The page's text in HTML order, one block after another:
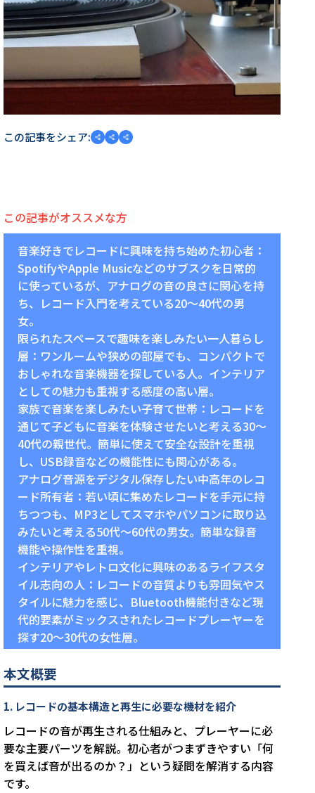
この記事をシェア:
この記事がオススメな方
音楽好きでレコードに興味を持ち始めた初心者：
SpotifyやApple Musicなどのサブスクを日常的
に使っているが、アナログの音の良さに関心を持
ち、レコード入門を考えている20〜40代の男
女。
限られたスペースで趣味を楽しみたい一人暮らし
層：ワンルームや狭めの部屋でも、コンパクトで
おしゃれな音楽機器を探している人。インテリア
としての魅力も重視する感度の高い層。
家族で音楽を楽しみたい子育て世帯：レコードを
通じて子どもに音楽を体験させたいと考える30〜
40代の親世代。簡単に使えて安全な設計を重視
し、USB録音などの機能性にも関心がある。
アナログ音源をデジタル保存したい中高年のレコ
ード所有者：若い頃に集めたレコードを手元に持
ちつつも、MP3としてスマホやパソコンに取り込
みたいと考える50代〜60代の男女。簡単な録音
機能や操作性を重視。
インテリアやレトロ文化に興味のあるライフスタ
イル志向の人：レコードの音質よりも雰囲気やス
タイルに魅力を感じ、Bluetooth機能付きなど現
代的要素がミックスされたレコードプレーヤーを
探す20〜30代の女性層。
本文概要
1. レコードの基本構造と再生に必要な機材を紹介
レコードの音が再生される仕組みと、プレーヤーに必
要な主要パーツを解説。初心者がつまずきやすい「何
を買えば音が出るのか？」という疑問を解消する内容
です。